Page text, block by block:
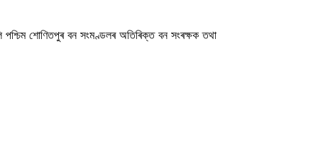
পশ্চিম শোণিতপুৰ বন সংমণ্ডলৰ অতিৰিক্ত বন সংৰক্ষক তথা